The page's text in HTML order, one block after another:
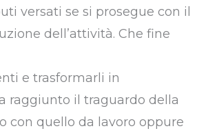
versati se si prosegue con il
dell’attività. Che fine
e trasformarli in
raggiunto il traguardo della
con quello da lavoro oppure